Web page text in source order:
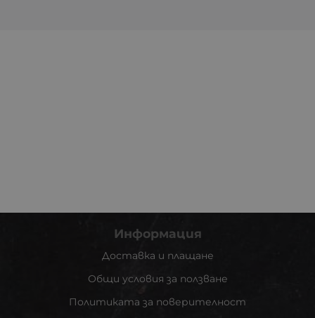
Информация
Доставка и плащане
Общи условия за ползване
Политиката за поверителност